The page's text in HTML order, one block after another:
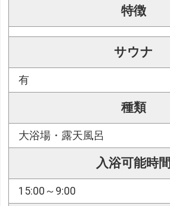
特徴
サウナ
有
種類
大浴場・露天風呂
入浴可能時間
15:00～9:00